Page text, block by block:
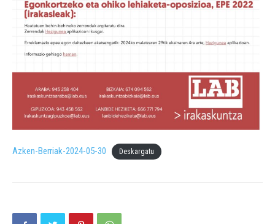
Azken-Berriak-2024-05-30 Deskargatu